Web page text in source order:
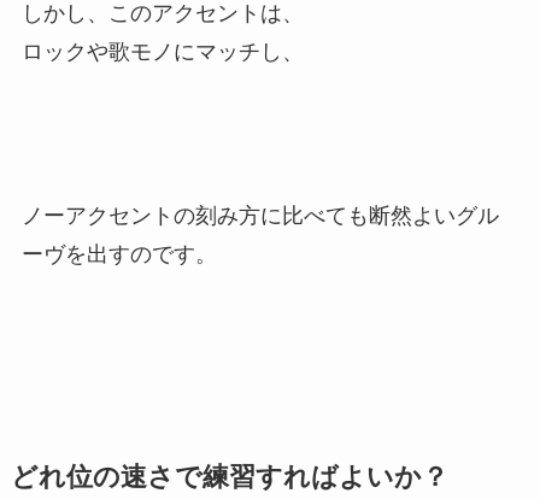
しかし、このアクセントは、
ロックや歌モノにマッチし、
ノーアクセントの刻み方に比べても断然よいグル
ーヴを出すのです。
どれ位の速さで練習すればよいか？